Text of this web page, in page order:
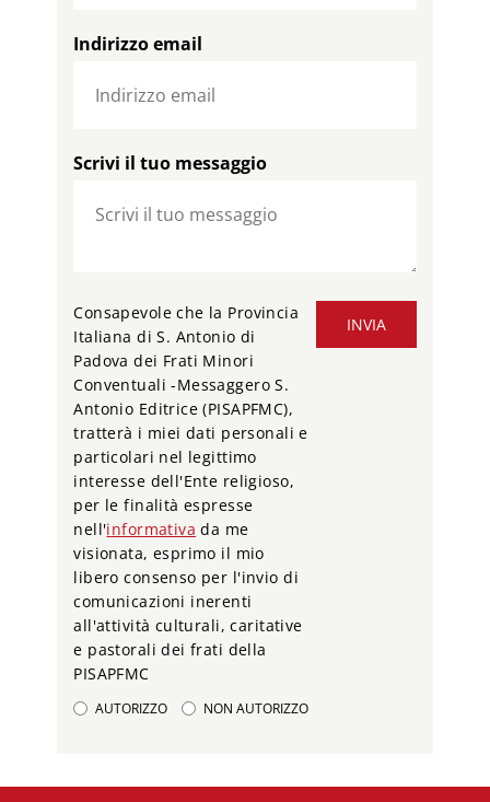
Indirizzo email
Scrivi il tuo messaggio
INVIA
Consapevole che la Provincia
Italiana di S. Antonio di
Padova dei Frati Minori
Conventuali -Messaggero S.
Antonio Editrice (PISAPFMC),
tratterà i miei dati personali e
particolari nel legittimo
interesse dell'Ente religioso,
per le finalità espresse
nell'informativa da me
visionata, esprimo il mio
libero consenso per l'invio di
comunicazioni inerenti
all'attività culturali, caritative
e pastorali dei frati della
PISAPFMC
AUTORIZZO NON AUTORIZZO